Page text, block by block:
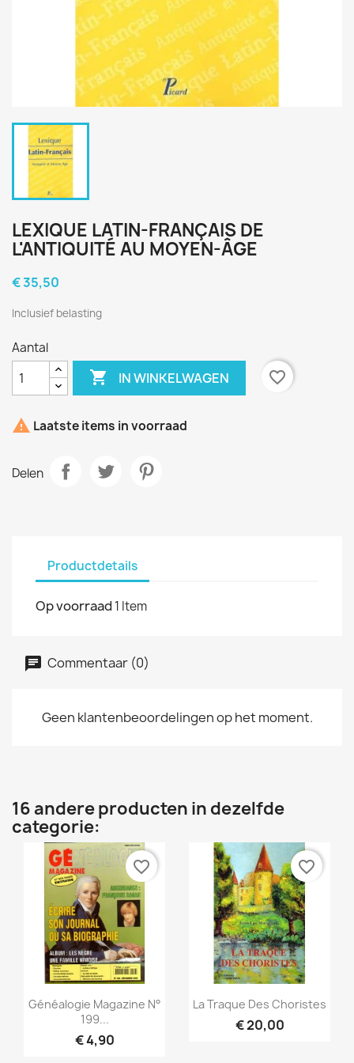
LEXIQUE LATIN-FRANÇAIS DE
L'ANTIQUITÉ AU MOYEN-ÂGE
€ 35,50
Inclusief belasting
Aantal
 IN WINKELWAGEN favorite_border
 Laatste items in voorraad
Delen
Productdetails
Op voorraad 1 Item
Commentaar (0)
Geen klantenbeoordelingen op het moment.
16 andere producten in dezelfde
categorie:
Snel bekijken
Généalogie Magazine N°
199...
€ 4,90
favorite_border
Snel bekijken
La Traque Des Choristes
€ 20,00
favorite_border